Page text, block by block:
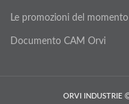
Le promozioni del momento
Documento CAM Orvi
ORVI INDUSTRIE